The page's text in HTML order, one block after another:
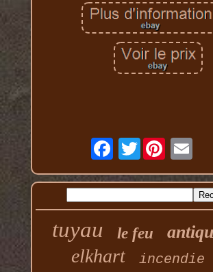
Twitter
tuyau le feu
elkhart incendie